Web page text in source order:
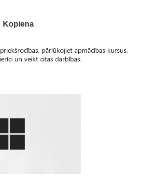
Kopiena
pārlūkojiet apmācības kursus,
un veikt citas darbības.